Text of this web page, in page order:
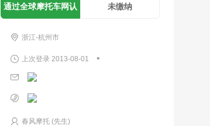
通过全球摩托车网认
证
未缴纳
浙江-杭州市
上次登录 2013-08-01 •
春风摩托 (先生)